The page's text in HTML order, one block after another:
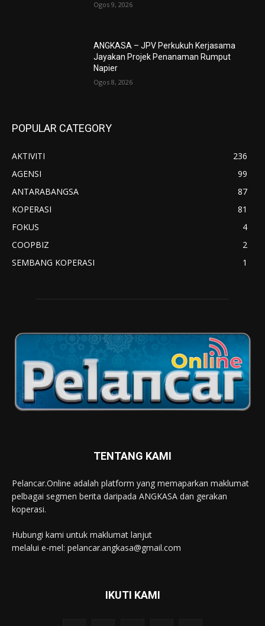
Ogos 9, 2026
ANGKASA – JPV Perkukuh Kerjasama
Jayakan Projek Penanaman Rumput
Napier
Ogos 8, 2026
POPULAR CATEGORY
AKTIVITI
236
AGENSI
99
ANTARABANGSA
87
KOPERASI
81
FOKUS
4
COOPBIZ
2
SEMBANG KOPERASI
1
TENTANG KAMI
Pelancar.Online adalah platform yang memaparkan maklumat
pelbagai segmen berita daripada ANGKASA dan gerakan
koperasi.
Hubungi kami untuk maklumat lanjut
melalui e-mel: pelancar.angkasa@gmail.com
IKUTI KAMI